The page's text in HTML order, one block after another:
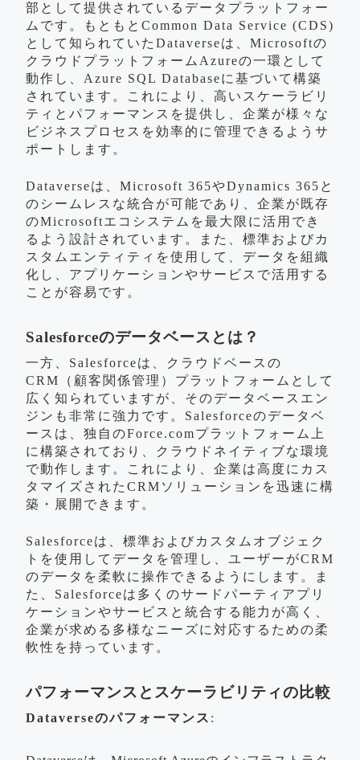
部として提供されているデータプラットフォー
ムです。もともとCommon Data Service (CDS)
として知られていたDataverseは、Microsoftの
クラウドプラットフォームAzureの一環として
動作し、Azure SQL Databaseに基づいて構築
されています。これにより、高いスケーラビリ
ティとパフォーマンスを提供し、企業が様々な
ビジネスプロセスを効率的に管理できるようサ
ポートします。
Dataverseは、Microsoft 365やDynamics 365と
のシームレスな統合が可能であり、企業が既存
のMicrosoftエコシステムを最大限に活用でき
るよう設計されています。また、標準およびカ
スタムエンティティを使用して、データを組織
化し、アプリケーションやサービスで活用する
ことが容易です。
Salesforceのデータベースとは？
一方、Salesforceは、クラウドベースの
CRM（顧客関係管理）プラットフォームとして
広く知られていますが、そのデータベースエン
ジンも非常に強力です。Salesforceのデータベ
ースは、独自のForce.comプラットフォーム上
に構築されており、クラウドネイティブな環境
で動作します。これにより、企業は高度にカス
タマイズされたCRMソリューションを迅速に構
築・展開できます。
Salesforceは、標準およびカスタムオブジェク
トを使用してデータを管理し、ユーザーがCRM
のデータを柔軟に操作できるようにします。ま
た、Salesforceは多くのサードパーティアプリ
ケーションやサービスと統合する能力が高く、
企業が求める多様なニーズに対応するための柔
軟性を持っています。
パフォーマンスとスケーラビリティの比較
Dataverseのパフォーマンス :